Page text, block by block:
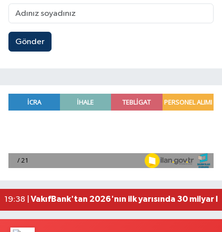
Gönder
20:05 |
Antalya'da apartman dairesinde çıkan
22:01 | 'Kutuplarda Sıfır Atık' kitabı tanıtıldı